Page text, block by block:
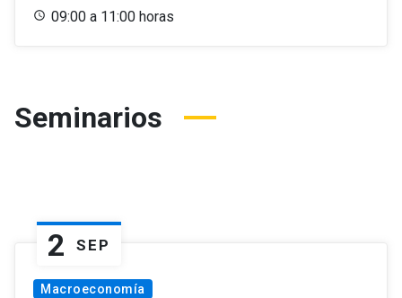
09:00 a 11:00 horas
Seminarios
2 SEP
Macroeconomía